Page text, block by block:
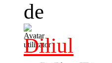
de
Diliul